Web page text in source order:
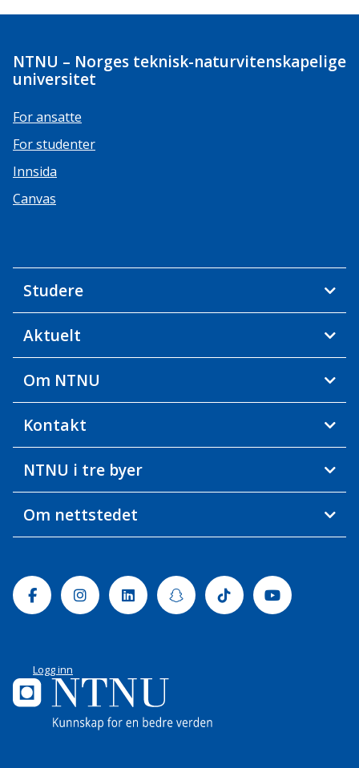
NTNU – Norges teknisk-naturvitenskapelige
universitet
For ansatte
For studenter
Innsida
Canvas
Studere
Aktuelt
Om NTNU
Kontakt
NTNU i tre byer
Om nettstedet
FacebookInstagramLinkedinSnapchatTiktok Youtube
Logg inn